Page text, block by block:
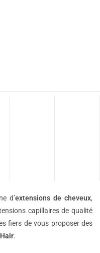
d’extensions decheveux,
capillaires de qualité
fiers de vous proposer des
.